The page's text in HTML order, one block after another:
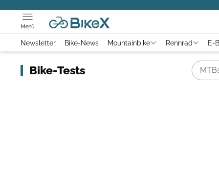
Menü
Newsletter Bike-News Mountainbike Rennrad E-
Bike-Tests